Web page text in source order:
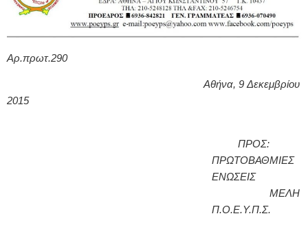
Αρ.πρωτ.290
Αθήνα, 9Δεκεμβρίου
2015
ΠΡΟΣ:
ΠΡΩΤΟΒΑΘΜΙΕΣ
ΕΝΩΣΕΙΣ
ΜΕΛΗ
Π.Ο.Ε.Υ.Π.Σ.